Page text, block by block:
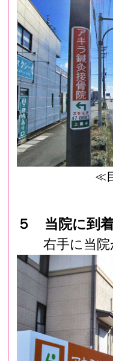
≪
５ 当院に到
右手に当院